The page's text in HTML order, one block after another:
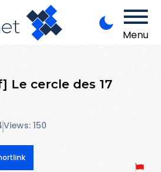
Menu
Le cercle des 17
Views: 150